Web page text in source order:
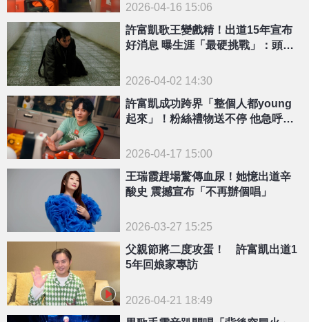
2026-04-16 15:06
許富凱歌王變戲精！出道15年宣布
好消息 曝生涯「最硬挑戰」：頭暈
2026-04-02 14:30
許富凱成功跨界「整個人都young
起來」！粉絲禮物送不停 他急呼籲
2026-04-17 15:00
王瑞霞趕場驚傳血尿！她憶出道辛
酸史 震撼宣布「不再辦個唱」
2026-03-27 15:25
父親節將二度攻蛋！ 許富凱出道1
5年回娘家專訪
2026-04-21 18:49